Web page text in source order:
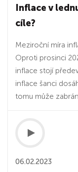
Inflace v
cíle?
Meziroční míra
Oproti prosinci
inflace stojí
inflace šanci
tomu může
06.02.2023